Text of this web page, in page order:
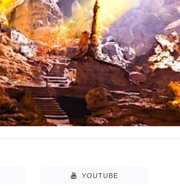
YOUTUBE